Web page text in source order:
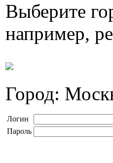
Выберите
например,
Город:
Логин
Пароль